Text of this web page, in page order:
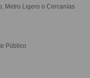
Metro Ligero o Cercanías
Público